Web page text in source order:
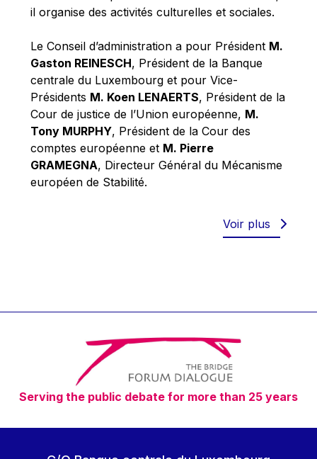
Paschal Donohoe
Pat Cox
Patrizia Nanz
Philippe Maystadt
Pierre Gramegna
Richard Pelly
Robert Goebbels
Robert REYNDERS
Timothy Radcliffe
Vaclav Klaus
Vassilios Skouris
Vítor Manuel da Silva Caldeira
Viviane Reding
Walter Hagg
il organise des activités culturelles et sociales.
Le Conseil d’administration a pour Président M.
Gaston REINESCH, Président de la Banque
centrale du Luxembourg et pour Vice-
Présidents M. Koen LENAERTS, Président de la
Cour de justice de l’Union européenne, M.
Tony MURPHY, Président de la Cour des
comptes européenne et M. Pierre
GRAMEGNA, Directeur Général du Mécanisme
européen de Stabilité.
Voir plus
Serving the public debate for more than 25 years